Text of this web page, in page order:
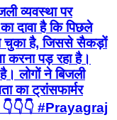
व्यवस्था पर
दावा है कि पिछले
चुका है, जिससे सैकड़ों
करना पड़ रहा है।
लोगों ने बिजली
का ट्रांसफार्मर
👇👇👇 #Prayagraj